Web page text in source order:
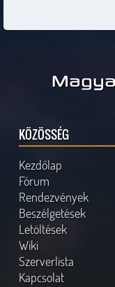
KÖZÖSSÉG
Kezdőlap
Fórum
Rendezvények
Beszélgetések
Letöltések
Wiki
Szerverlista
Kapcsolat